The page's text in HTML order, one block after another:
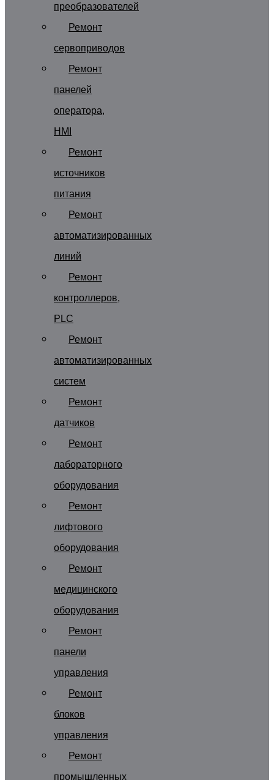
преобразователей
Ремонт
сервоприводов
Ремонт
панелей
оператора,
HMI
Ремонт
источников
питания
Ремонт
автоматизированных
линий
Ремонт
контроллеров,
PLC
Ремонт
автоматизированных
систем
Ремонт
датчиков
Ремонт
лабораторного
оборудования
Ремонт
лифтового
оборудования
Ремонт
медицинского
оборудования
Ремонт
панели
управления
Ремонт
блоков
управления
Ремонт
промышленных